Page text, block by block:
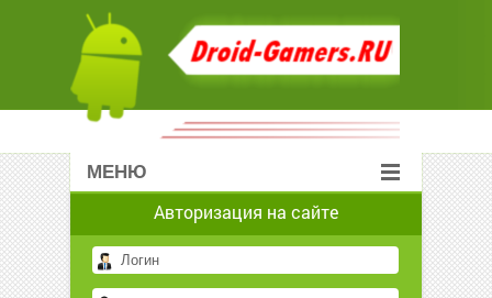
МЕНЮ
Авторизация на сайте